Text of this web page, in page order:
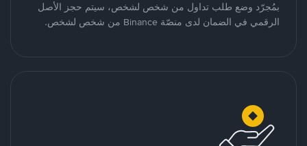
بمُجرّد وضع طلب تداول من شخص لشخص، سيتم حجز الأصل
الرقمي في الضمان لدى منصّة Binance من شخص لشخص.